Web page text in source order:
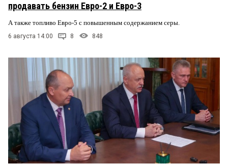
продавать бензин Евро-2 и Евро-3
А также топливо Евро-5 с повышенным содержанием серы.
6 августа 14:00 8 848